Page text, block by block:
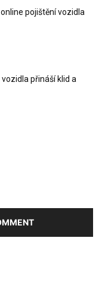
pojištění vozidla
přináší klid a